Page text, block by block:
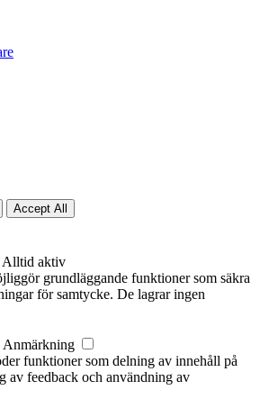
Accept All
Alltid aktiv
grundläggande funktioner som säkra
för samtycke. De lagrar ingen
Anmärkning
funktioner som delning av innehåll på
av feedback och användning av